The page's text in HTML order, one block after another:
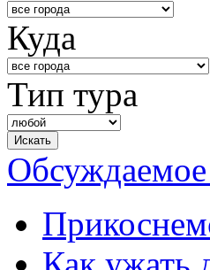
Куда
Тип тура